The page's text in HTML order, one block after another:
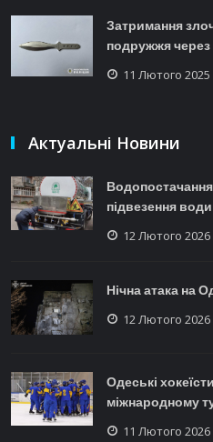
Затримання
подружжя
11 Лютого 2025
Актуальні Новини
Водопостачання
підвезення води
12 Лютого 2026
Нічна атака на
12 Лютого 2026
Одеські
міжнародному
11 Лютого 2026